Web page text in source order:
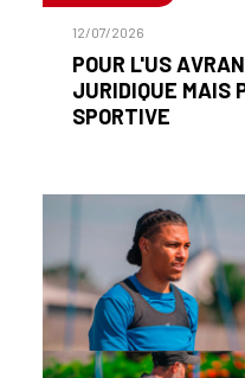
12/07/2026
POUR L'US
JURIDIQUE MAIS
SPORTIVE